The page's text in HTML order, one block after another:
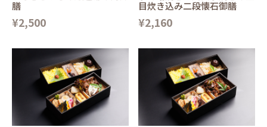
膳
¥2,500
目炊き込み二段懐石御膳
¥2,160